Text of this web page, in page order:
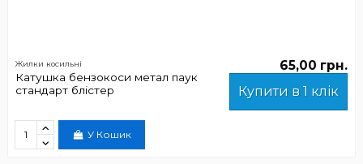
Жилки косильні
Катушка бензокоси метал паук
стандарт блістер
65,00 грн.
Купити в 1 клік
У Кошик